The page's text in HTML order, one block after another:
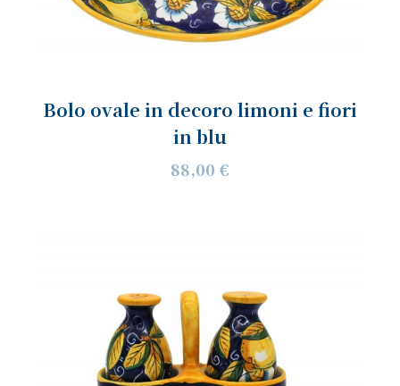
Bolo ovale in decoro limoni e fiori
in blu
88,00 €